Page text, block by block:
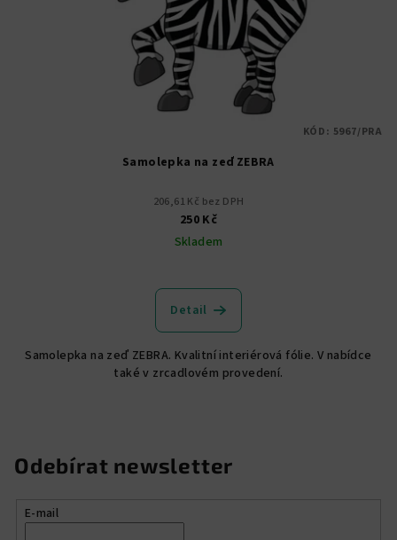
Samolepka na zeď ZEBRA
206,61 Kč bez DPH
250 Kč
Skladem
Detail
Samolepka na zeď ZEBRA. Kvalitní interiérová fólie. V nabídce
také v zrcadlovém provedení.
KÓD: 5967/PRA
Odebírat newsletter
E-mail